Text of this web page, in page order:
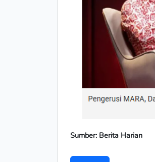
Sumber: Berita Harian